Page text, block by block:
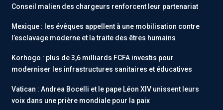
Conseil malien des chargeurs renforcent leur partenariat
Mexique : les évêques appellent à une mobilisation contre
l’esclavage moderne et la traite des êtres humains
Korhogo : plus de 3,6 milliards FCFA investis pour
moderniser les infrastructures sanitaires et éducatives
Vatican : Andrea Bocelli et le pape Léon XIV unissent leurs
voix dans une prière mondiale pour la paix